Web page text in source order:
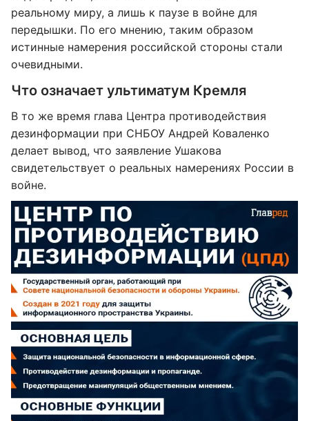
реальному миру, а лишь к паузе в войне для
передышки. По его мнению, таким образом
истинные намерения российской стороны стали
очевидными.
Что означает ультиматум Кремля
В то же время глава Центра противодействия
дезинформации при СНБОУ Андрей Коваленко
делает вывод, что заявление Ушакова
свидетельствует о реальных намерениях России в
войне.